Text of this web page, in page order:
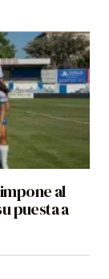
al
puesta a